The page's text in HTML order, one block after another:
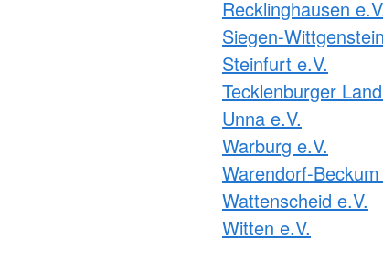
Recklinghausen
Siegen-
Steinfurt e.V.
Tecklenburger
Unna e.V.
Warburg e.V.
Warendorf-Beckum
Wattenscheid e.V.
Witten e.V.